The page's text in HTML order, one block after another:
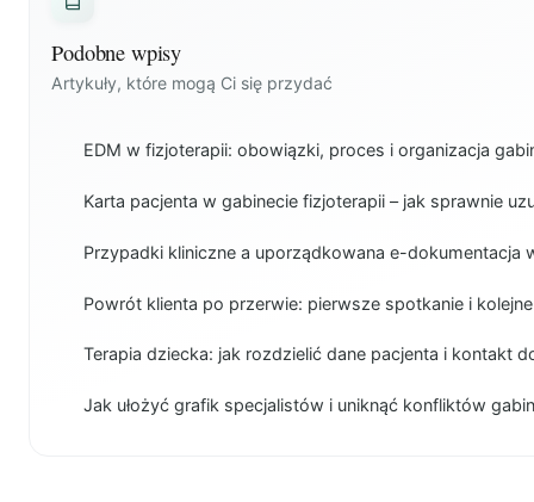
Podobne wpisy
Artykuły, które mogą Ci się przydać
EDM w fizjoterapii: obowiązki, proces i organizacja
Karta pacjenta w gabinecie fizjoterapii – jak sprawnie
Przypadki kliniczne a uporządkowana e-dokumentacja
Powrót klienta po przerwie: pierwsze spotkanie i
Terapia dziecka: jak rozdzielić dane pacjenta i kontakt
Jak ułożyć grafik specjalistów i uniknąć konfliktów